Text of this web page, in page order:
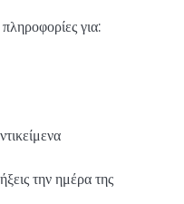
για:
την ημέρα της